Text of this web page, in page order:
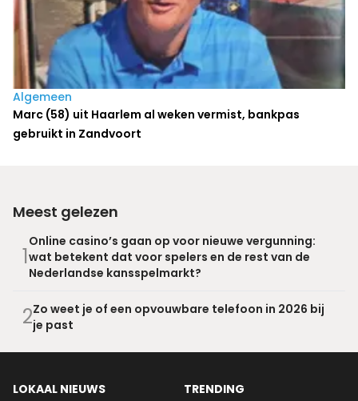
Algemeen
Marc (58) uit Haarlem al weken vermist, bankpas
gebruikt in Zandvoort
Meest gelezen
1
Online casino’s gaan op voor nieuwe vergunning:
wat betekent dat voor spelers en de rest van de
Nederlandse kansspelmarkt?
2Zo weet je of een opvouwbare telefoon in 2026 bij
je past
LOKAAL NIEUWS
TRENDING